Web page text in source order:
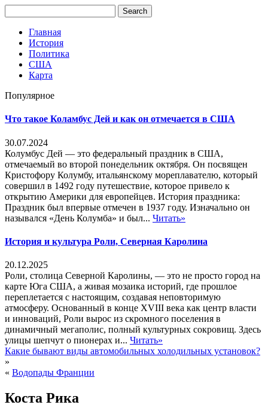
Главная
История
Политика
США
Карта
Популярное
Что такое Коламбус Дей и как он отмечается в США
30.07.2024
Колумбус Дей — это федеральный праздник в США,
отмечаемый во второй понедельник октября. Он посвящен
Кристофору Колумбу, итальянскому мореплавателю, который
совершил в 1492 году путешествие, которое привело к
открытию Америки для европейцев. История праздника:
Праздник был впервые отмечен в 1937 году. Изначально он
назывался «День Колумба» и был... Читать»
История и культура Роли, Северная Каролина
20.12.2025
Роли, столица Северной Каролины, — это не просто город на
карте Юга США, а живая мозаика историй, где прошлое
переплетается с настоящим, создавая неповторимую
атмосферу. Основанный в конце XVIII века как центр власти
и инноваций, Роли вырос из скромного поселения в
динамичный мегаполис, полный культурных сокровищ. Здесь
улицы шепчут о пионерах и... Читать»
Какие бывают виды автомобильных холодильных установок?
»
« Водопады Франции
Коста Рика